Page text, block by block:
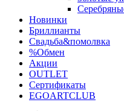
Новинки
Бриллианты
Свадьба&помолвка
%Обмен
Акции
OUTLET
Сертификаты
EGOARTCLUB